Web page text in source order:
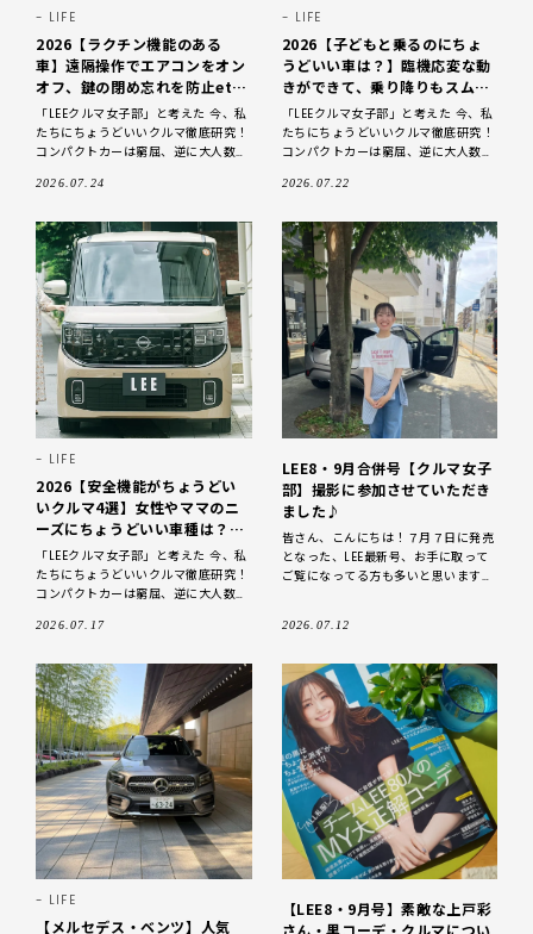
LIFE
2026【ラクチン機能のある
車】遠隔操作でエアコンをオン
オフ、鍵の閉め忘れを防止etc.
子育て世代のニーズにこたえる
クルマを徹底研究！
「LEEクルマ女子部」と考えた 今、私
たちにちょうどいいクルマ徹底研究！
コンパクトカーは窮屈、逆に大人数乗
った両極端なクルマ選びはひと昔
2026.07.24
LIFE
2026【子どもと乗るのにちょ
うどいい車は？】臨機応変な動
きができて、乗り降りもスムー
ズ！LEEクルマ女子部が実際に
試乗して徹底研究
「LEEクルマ女子部」と考えた 今、私
たちにちょうどいいクルマ徹底研究！
コンパクトカーは窮屈、逆に大人数乗
った両極端なクルマ選びはひと昔
2026.07.22
LIFE
2026【安全機能がちょうどい
いクルマ4選】女性やママのニ
ーズにちょうどいい車種は？
LEEクルマ女子部が探ります！
「LEEクルマ女子部」と考えた 今、私
たちにちょうどいいクルマ徹底研究！
コンパクトカーは窮屈、逆に大人数乗
った両極端なクルマ選びはひと昔
2026.07.17
LEE8・9月合併号【クルマ女子
部】撮影に参加させていただき
ました♪
皆さん、こんにちは！７月７日に発売
となった、LEE最新号、お手に取って
ご覧になってる方も多いと思います✨
2026.07.12
LIFE
【メルセデス・ベンツ】人気
【LEE8・9月号】素敵な上戸彩